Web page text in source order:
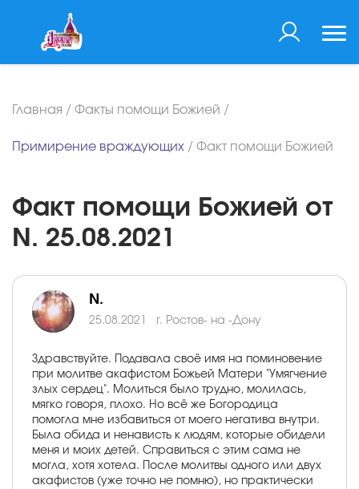
Главная / Факты помощи Божией /
Примирение враждующих / Факт помощи Божией
Факт помощи Божией от
N. 25.08.2021
N.
25.08.2021 г. Ростов- на -Дону
Здравствуйте. Подавала своё имя на поминовение
при молитве акафистом Божьей Матери "Умягчение
злых сердец". Молиться было трудно, молилась,
мягко говоря, плохо. Но всё же Богородица
помогла мне избавиться от моего негатива внутри.
Была обида и ненависть к людям, которые обидели
меня и моих детей. Справиться с этим сама не
могла, хотя хотела. После молитвы одного или двух
акафистов (уже точно не помню), но практически